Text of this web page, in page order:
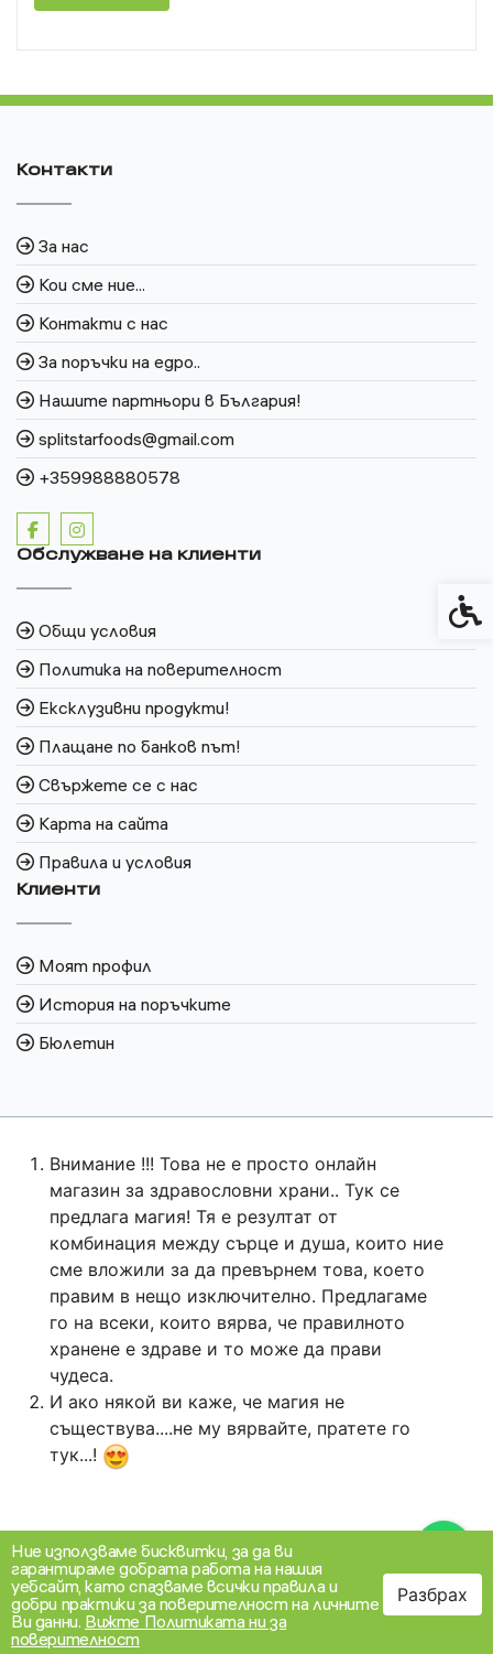
Категории
Свържете се с
Моят профил
0
Ние използваме бисквитки, за да ви
гарантираме добрата работа на нашия
уебсайт, като спазваме всички правила и
добри практики за поверителност на личните
Ви данни. Вижте Политиката ни за
поверителност
Разбрах
Контакти
За нас
Кои сме ние...
Контакти с нас
За поръчки на едро..
Нашите партньори в България!
splitstarfoods@gmail.com
+359988880578
Обслужване на клиенти
Общи условия
Политика на поверителност
Ексклузивни продукти!
Плащане по банков път!
Свържете се с нас
Карта на сайта
Правила и условия
Клиенти
Моят профил
История на поръчките
Бюлетин
Внимание !!! Това не е просто онлайн
магазин за здравословни храни.. Тук се
предлага магия! Тя е резултат от
комбинация между сърце и душа, които ние
сме вложили за да превърнем това, което
правим в нещо изключително. Предлагаме
го на всеки, които вярва, че правилното
хранене е здраве и то може да прави
чудеса.
И ако някой ви каже, че магия не
съществува....не му вярвайте, пратете го
тук...!